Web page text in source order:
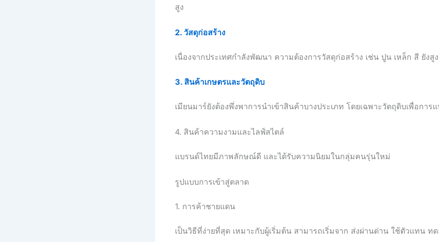
สูง
2. วัสดุก่อสร้าง
เนื่องจากประเทศกำลังพัฒนา ความต้องการวัสดุก่อสร้าง เช่น ปูน เหล็ก สี ยังสูง
3. สินค้าเกษตรและวัตถุดิบ
เมียนมาร์ยังต้องพึ่งพาการนำเข้าสินค้าบางประเภท โดยเฉพาะวัตถุดิบเพื่อการ
4. สินค้าความงามและไลฟ์สไตล์
แบรนด์ไทยมีภาพลักษณ์ดี และได้รับความนิยมในกลุ่มคนรุ่นใหม่
รูปแบบการเข้าสู่ตลาด
1. การค้าชายแดน
เป็นวิธีที่ง่ายที่สุด เหมาะกับผู้เริ่มต้น สามารถเริ่มจาก ส่งผ่านด่าน ใช้ตัวแทน ท